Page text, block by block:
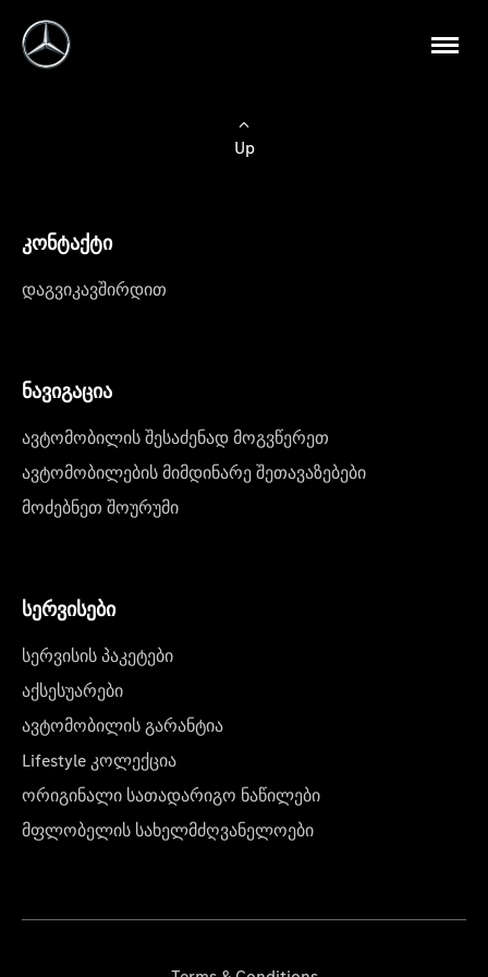
Up
კონტაქტი
დაგვიკავშირდით
ნავიგაცია
ავტომობილის შესაძენად მოგვწერეთ
ავტომობილების მიმდინარე შეთავაზებები
მოძებნეთ შოურუმი
სერვისები
სერვისის პაკეტები
აქსესუარები
ავტომობილის გარანტია
Lifestyle კოლექცია
ორიგინალი სათადარიგო ნაწილები
მფლობელის სახელმძღვანელოები